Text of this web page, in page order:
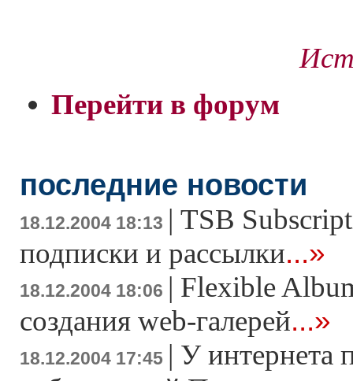
Перейти в форум
последние новости
18.12.2004 18:13 | TSB
подписки и рассылки...»
18.12.2004 18:06 | Flexible
создания web-галерей...»
18.12.2004 17:45 | У интернета